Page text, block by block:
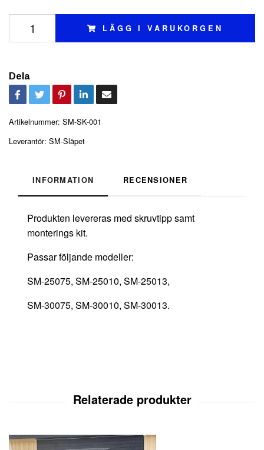
LÄGG I VARUKORGEN
Dela
Artikelnummer: SM-SK-001
Leverantör: SM-Släpet
INFORMATION RECENSIONER
Produkten levereras med skruvtipp samt
monterings kit.
Passar följande modeller:
SM-25075, SM-25010, SM-25013,
SM-30075, SM-30010, SM-30013.